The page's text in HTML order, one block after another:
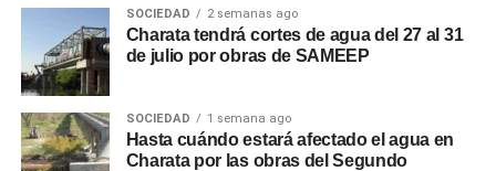
SOCIEDAD 2 semanas ago
Charata tendrá cortes de agua del 27 al 31
de julio por obras de SAMEEP
SOCIEDAD 1 semana ago
Hasta cuándo estará afectado el agua en
Charata por las obras del Segundo